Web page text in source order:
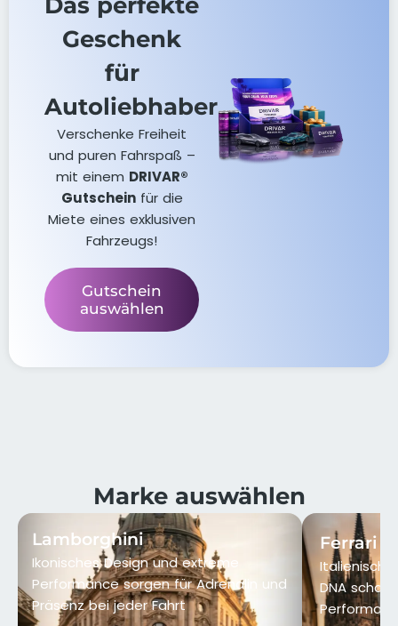
Geschenk
für
Autoliebhaber
Verschenke Freiheit
und puren Fahrspaß –
mit einem DRIVAR®
Gutscheinfür die
Miete eines exklusiven
Fahrzeugs!
Gutschein
auswählen
Marke auswählen
Lamborghini
Ikonisches Design und extreme
Performance sorgen für Adrenalin und
Präsenz bei jeder Fahrt
Ferrari
DNA